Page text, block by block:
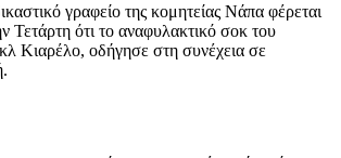
γραφείο της κομητείας Νάπα φέρεται
Τετάρτη ότι το αναφυλακτικό σοκ του
Κιαρέλο, οδήγησε στη συνέχεια σε